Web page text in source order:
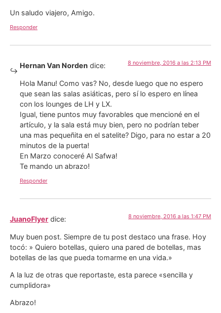
Un saludo viajero, Amigo.
Responder
Hernan Van Norden dice: 8 noviembre, 2016 a las 2:13 PM
Hola Manu! Como vas? No, desde luego que no espero
que sean las salas asiáticas, pero sí lo espero en línea
con los lounges de LH y LX.
Igual, tiene puntos muy favorables que mencioné en el
artículo, y la sala está muy bien, pero no podrían teber
una mas pequeñita en el satelite? Digo, para no estar a 20
minutos de la puerta!
En Marzo conoceré Al Safwa!
Te mando un abrazo!
Responder
JuanoFlyer dice: 8 noviembre, 2016 a las 1:47 PM
Muy buen post. Siempre de tu post destaco una frase. Hoy
tocó: » Quiero botellas, quiero una pared de botellas, mas
botellas de las que pueda tomarme en una vida.»
A la luz de otras que reportaste, esta parece «sencilla y
cumplidora»
Abrazo!